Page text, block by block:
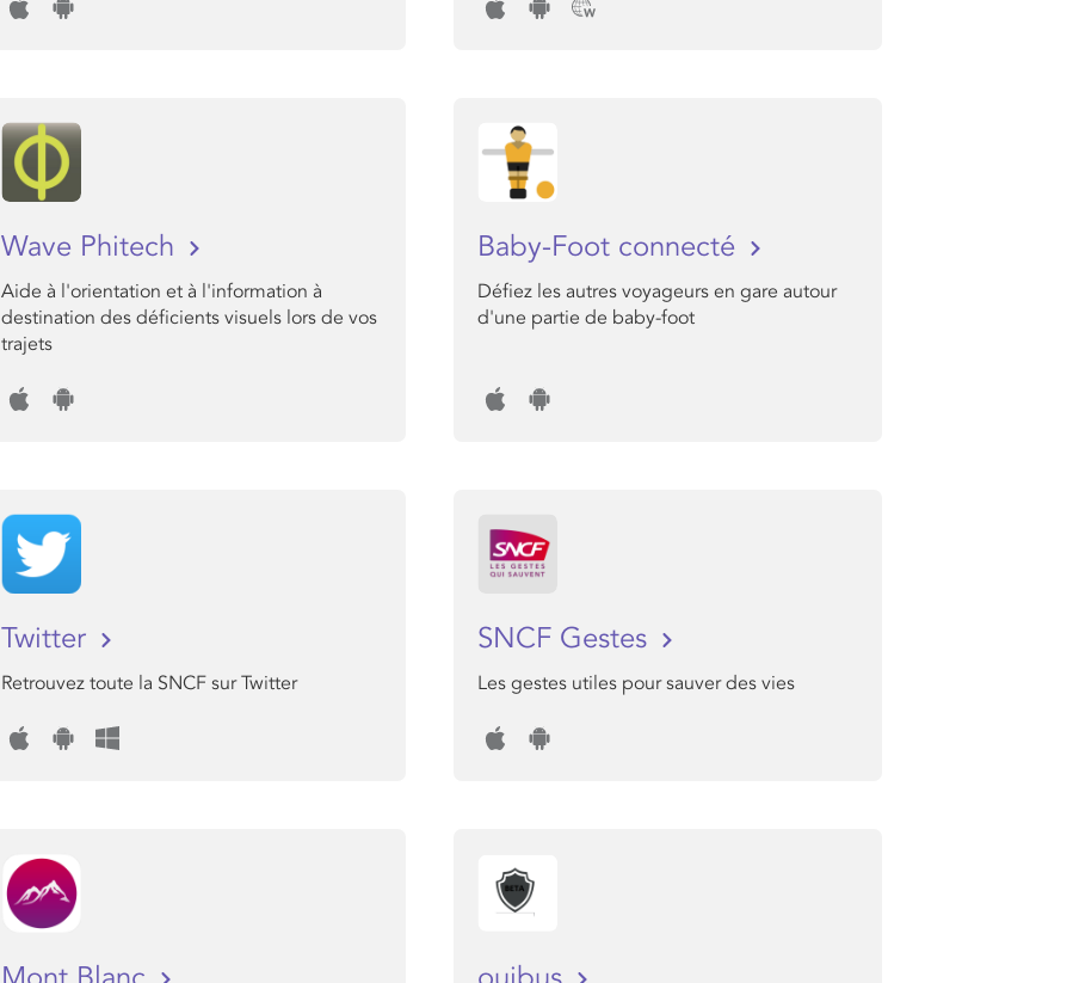
Wave Phitech
Aide à l'orientation et à l'information à
destination des déficients visuels lors de vos
trajets
Baby-Foot connecté
Défiez les autres voyageurs en gare autour
d'une partie de baby-foot
Twitter
Retrouvez toute la SNCF sur Twitter
SNCF Gestes
Les gestes utiles pour sauver des vies